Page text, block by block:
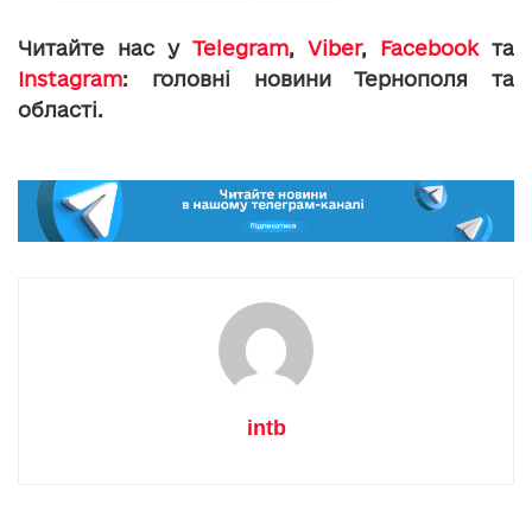
Читайте нас у Telegram, Viber, Facebookта
Instagram: головні новини Тернополя та
області.
intb